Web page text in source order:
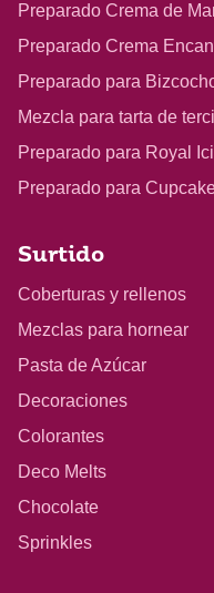
Preparado Crema de
Preparado Crema
Preparado para
Mezcla para tarta de
Preparado para Royal
Preparado para
Surtido
Coberturas y rellenos
Mezclas para hornear
Pasta de Azúcar
Decoraciones
Colorantes
Deco Melts
Chocolate
Sprinkles